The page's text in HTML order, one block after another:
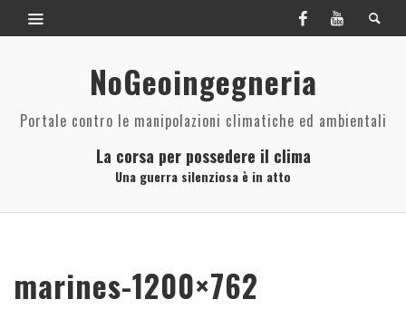
NoGeoingegneria
Portale contro le manipolazioni climatiche ed ambientali
La corsa per possedere il clima
Una guerra silenziosa è in atto
marines-1200×762